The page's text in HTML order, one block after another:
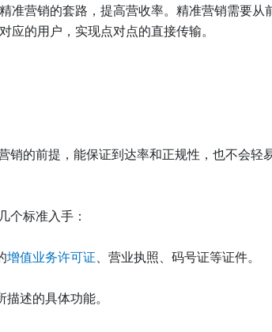
准营销的套路，提高营收率。精准营销需要从
应的用户，实现点对点的直接传输。
销的前提，能保证到达率和正规性，也不会轻
个标准入手：
增值业务许可证 、营业执照、码号证等证件。
述的具体功能。